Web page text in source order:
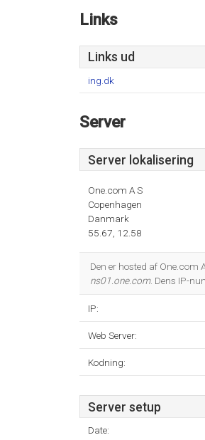
Links
Links ud
ing.dk
Server
Server lokalisering
One.com A S
Copenhagen
Danmark
55.67, 12.58
Den er hosted af One.com
ns01.one.com. Dens IP-
IP:
Web Server:
Kodning:
Server setup
Date: